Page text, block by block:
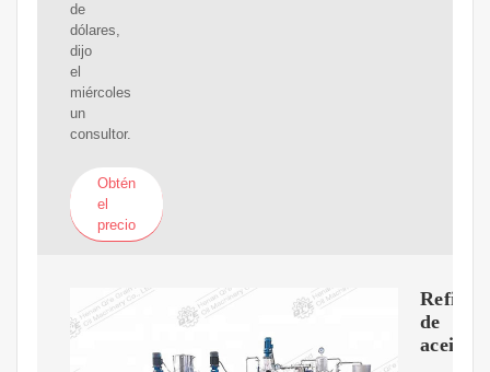
de
dólares,
dijo
el
miércoles
un
consultor.
Obtén
el
precio
de
aceite